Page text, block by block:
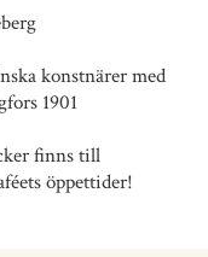
konstnärer med
1901
finns till
öppettider!